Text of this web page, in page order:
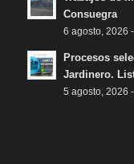
Consuegra
6 agosto, 2026
Procesos
Jardinero.
5 agosto, 2026